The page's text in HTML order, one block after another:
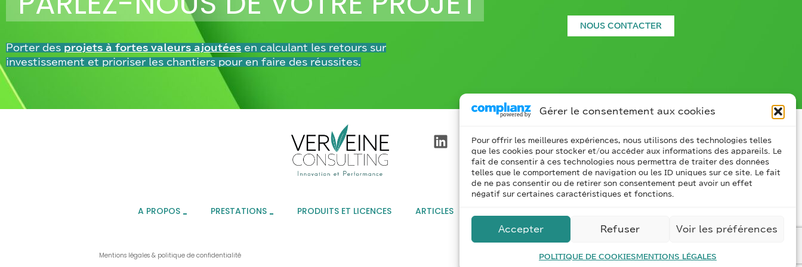
Gérer le consentement aux cookies
Pour offrir les meilleures expériences, nous utilisons des technologies telles
que les cookies pour stocker et/ou accéder aux informations des appareils. Le
fait de consentir à ces technologies nous permettra de traiter des données
telles que le comportement de navigation ou les ID uniques sur ce site. Le fait
de ne pas consentir ou de retirer son consentement peut avoir un effet
négatif sur certaines caractéristiques et fonctions.
Accepter Refuser Voir les préférences
POLITIQUE DE COOKIESMENTIONS LÉGALES
Porter des projets à fortes valeurs ajoutées en calculant les retours sur
investissement et prioriser les chantiers pour en faire des réussites.
NOUS CONTACTER
A PROPOS PRESTATIONS PRODUITS ET LICENCES ARTICLES
Mentions légales & politique de confidentialité Politique de cookies